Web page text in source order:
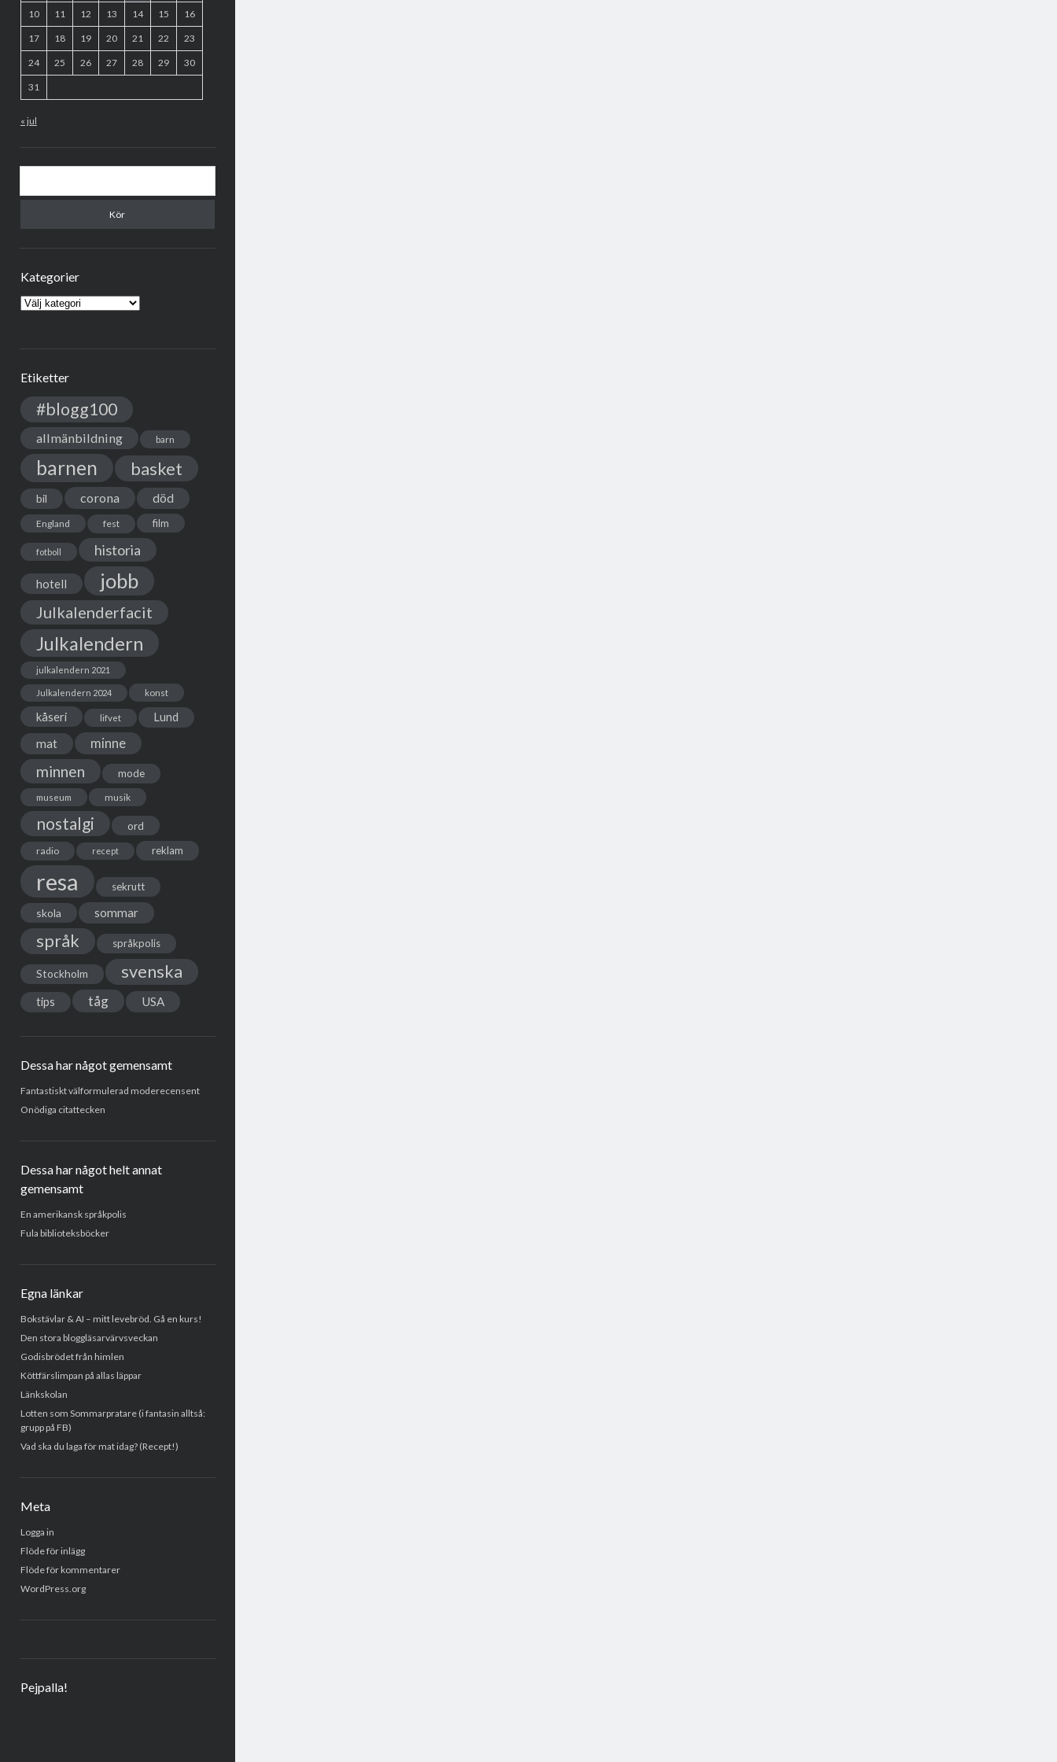
10 11 12 13 14 15 16
17 18 19 20 21 22 23
24 25 26 27 28 29 30
31
« jul
Kategorier
Kategorier
Etiketter
#blogg100
allmänbildning barn
barnen basket
bil corona död
England fest film
fotboll historia
hotell jobb
Julkalenderfacit
Julkalendern
julkalendern 2021
Julkalendern 2024 konst
kåseri lifvet Lund
mat minne
minnen mode
museum musik
nostalgi ord
radio recept reklam
resa sekrutt
skola sommar
språk språkpolis
Stockholm svenska
tips tåg USA
Dessa har något gemensamt
Fantastiskt välformulerad moderecensent
Onödiga citattecken
Dessa har något helt annat
gemensamt
En amerikansk språkpolis
Fula biblioteksböcker
Egna länkar
Bokstävlar & AI – mitt levebröd. Gå en kurs!
Den stora bloggläsarvärvsveckan
Godisbrödet från himlen
Köttfärslimpan på allas läppar
Länkskolan
Lotten som Sommarpratare (i fantasin alltså:
grupp på FB)
Vad ska du laga för mat idag? (Recept!)
Meta
Logga in
Flöde för inlägg
Flöde för kommentarer
WordPress.org
Pejpalla!